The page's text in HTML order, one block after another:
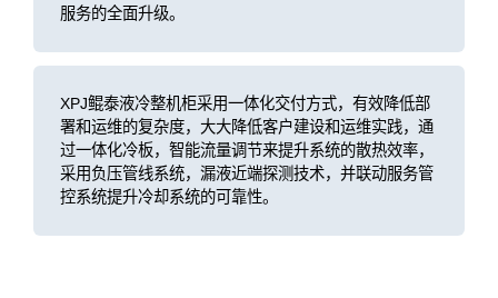
服务的全面升级。
XPJ鲲泰液冷整机柜采用一体化交付方式，有效降低部
署和运维的复杂度，大大降低客户建设和运维实践，通
过一体化冷板，智能流量调节来提升系统的散热效率，
采用负压管线系统，漏液近端探测技术，并联动服务管
控系统提升冷却系统的可靠性。